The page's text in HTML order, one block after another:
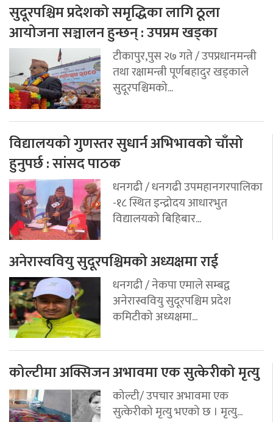
सुदूरपश्चिम प्रदेशको समृद्धिका लागि ठूला
आयोजना सञ्चालन हुन्छन् : उपप्रम खड्का
टीकापुर,पुस २७ गते / उपप्रधानमन्त्री
तथा रक्षामन्त्री पूर्णबहादुर खड्काले
सुदूरपश्चिमको...
विद्यालयको गुणस्तर सुधार्न अभिभावको चाँसो
हुनुपर्छ : सांसद पाठक
धनगढी / धनगढी उपमहानगरपालिका
-१८ स्थित इन्द्रोदय आधारभुत
विद्यालयको बिहिबार...
अनेरास्ववियु सुदूरपश्चिमको अध्यक्षमा राई
धनगढी / नेकपा एमाले सम्बद्व
अनेरास्ववियु सुदूरपश्चिम प्रदेश
कमिटीको अध्यक्षमा...
कोल्टीमा अक्सिजन अभावमा एक सुत्केरीको मृत्यु
कोल्टी/ उपचार अभावमा एक
सुत्केरीको मृत्यु भएको छ । मृत्यु...